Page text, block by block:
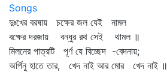
Songs
দুঃখের বরষায় চক্ষের জল যেই নামল
বক্ষের দরজায় বন্ধুর রথ সেই থামল ॥
মিলনের পাত্রটি পূর্ণ যে বিচ্ছেদ -বেদনায়;
অর্পিনু হাতে তার, খেদ নাই আর মোর খেদ নাই ॥